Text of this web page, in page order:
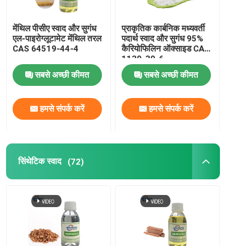
मेंथिल पीसीए स्वाद और सुगंध
एल-पाइरोग्लूटामेट मेंथिल तरल
CAS 64519-44-4
सबसे अच्छी कीमत
हमसे संपर्क करें
प्राकृतिक कार्बनिक मध्यवर्ती
पदार्थ स्वाद और सुगंध 95%
कैरियोफिलिन ऑक्साइड CAS
1139-30-6
सबसे अच्छी कीमत
हमसे संपर्क करें
सिंथेटिक स्वाद (72)